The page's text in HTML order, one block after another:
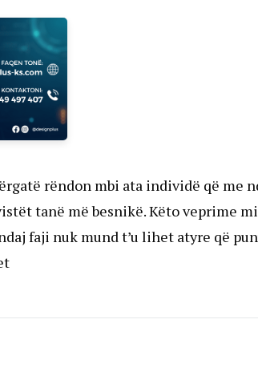
rëndon mbi ata individë që me
tanë më besnikë. Këto veprime
faji nuk mund t’u lihet atyre që